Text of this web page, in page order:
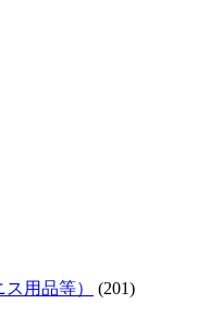
用品等）
(201)